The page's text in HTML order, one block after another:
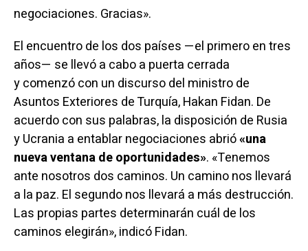
negociaciones. Gracias».
El encuentro de los dos países —el primero en tres
años— se llevó a cabo a puerta cerrada
ycomenzócon un discurso del ministro de
Asuntos Exteriores de Turquía, Hakan Fidan. De
acuerdo con sus palabras, la disposición de Rusia
y Ucrania a entablar negociaciones abrió«una
nueva ventana de oportunidades». «Tenemos
ante nosotros dos caminos. Un camino nos llevará
a la paz. El segundo nos llevará a más destrucción.
Las propias partes determinarán cuál de los
caminos elegirán», indicó Fidan.